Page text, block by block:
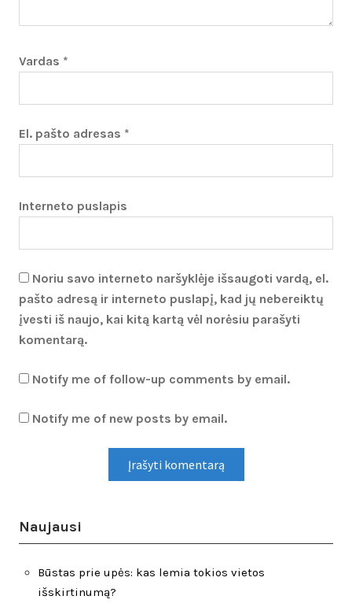
Vardas *
El. pašto adresas *
Interneto puslapis
Noriu savo interneto naršyklėje išsaugoti vardą, el.
pašto adresą ir interneto puslapį, kad jų nebereiktų
įvesti iš naujo, kai kitą kartą vėl norėsiu parašyti
komentarą.
Notify me of follow-up comments by email.
Notify me of new posts by email.
Naujausi
Būstas prie upės: kas lemia tokios vietos
išskirtinumą?